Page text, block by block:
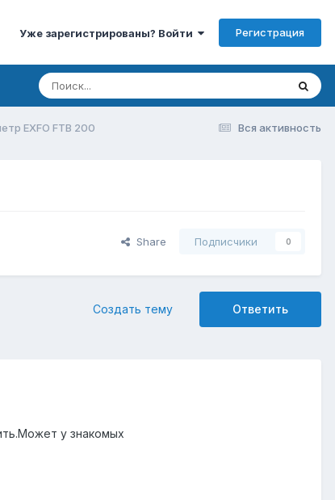
Уже зарегистрированы? Войти Регистрация
Вся активность
EXFO FTB 200
Share Подписчики 0
Ответить
Создать тему
у знакомых